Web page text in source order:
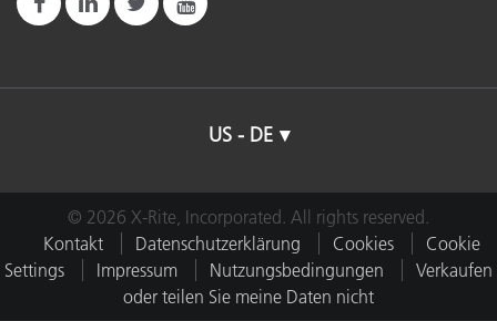
US - DE
© 2026 X-Rite, Incorporated. All rights reserved.
Kontakt
Datenschutzerklärung Cookies
Cookie
Settings
Impressum Nutzungsbedingungen
Verkaufen
oder teilen Sie meine Daten nicht